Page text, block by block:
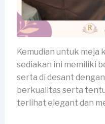
Kemudian untuk
sediakan ini memiliki
serta di desant
berkualitas serta
terlihat elegant dan